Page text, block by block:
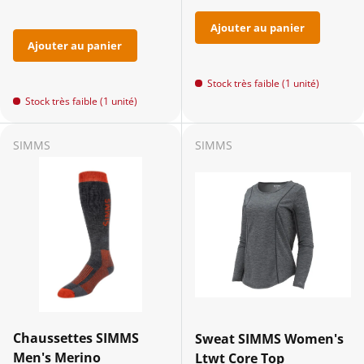
Ajouter au panier
Stock très faible (1 unité)
Ajouter au panier
Stock très faible (1 unité)
SIMMS
Chaussettes SIMMS
Men's Merino
SIMMS
Sweat SIMMS Women's
Ltwt Core Top